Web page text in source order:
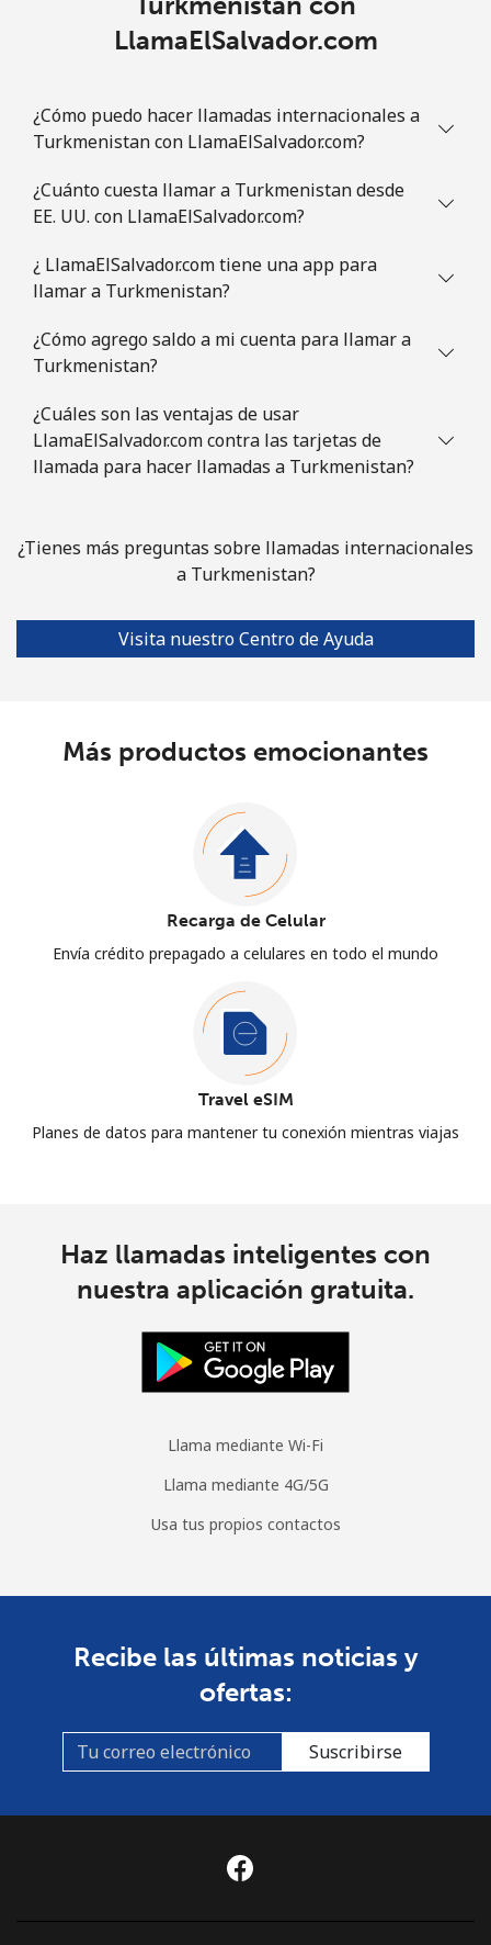
LlamaElSalvador.com
¿Cómo puedo hacer llamadas internacionales a
Turkmenistan con LlamaElSalvador.com?
¿Cuánto cuesta llamar a Turkmenistan desde
EE. UU. con LlamaElSalvador.com?
¿ LlamaElSalvador.com tiene una app para
llamar a Turkmenistan?
¿Cómo agrego saldo a mi cuenta para llamar a
Turkmenistan?
¿Cuáles son las ventajas de usar
LlamaElSalvador.com contra las tarjetas de
llamada para hacer llamadas a Turkmenistan?
¿Tienes más preguntas sobre llamadas internacionales
a Turkmenistan?
Visita nuestro Centro de Ayuda
Más productos emocionantes
Recarga de Celular
Envía crédito prepagado a celulares en todo el mundo
Travel eSIM
Planes de datos para mantener tu conexión mientras viajas
Haz llamadas inteligentes con
nuestra aplicación gratuita.
Llama mediante Wi-Fi
Llama mediante 4G/5G
Usa tus propios contactos
Recibe las últimas noticias y
ofertas:
Suscribirse